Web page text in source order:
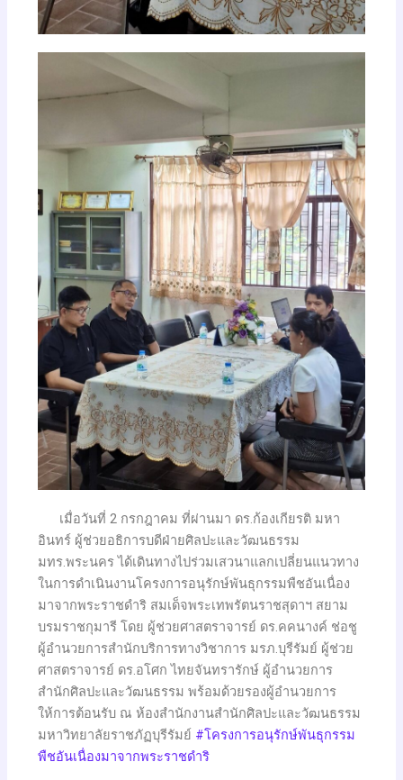
เมื่อวันที่ 2 กรกฎาคม ที่ผ่านมา ดร.ก้องเกียรติ มหา
อินทร์ ผู้ช่วยอธิการบดีฝ่ายศิลปะและวัฒนธรรม
มทร.พระนคร ได้เดินทางไปร่วมเสวนาแลกเปลี่ยนแนวทาง
ในการดำเนินงานโครงการอนุรักษ์พันธุกรรมพืชอันเนื่อง
มาจากพระราชดำริ สมเด็จพระเทพรัตนราชสุดาฯ สยาม
บรมราชกุมารี โดย ผู้ช่วยศาสตราจารย์ ดร.คคนางค์ ช่อชู
ผู้อำนวยการสำนักบริการทางวิชาการ มรภ.บุรีรัมย์ ผู้ช่วย
ศาสตราจารย์ ดร.อโศก ไทยจันทรารักษ์ ผู้อำนวยการ
สำนักศิลปะและวัฒนธรรม พร้อมด้วยรองผู้อำนวยการ
ให้การต้อนรับ ณ ห้องสำนักงานสำนักศิลปะและวัฒนธรรม
มหาวิทยาลัยราชภัฏบุรีรัมย์ #โครงการอนุรักษ์พันธุกรรม
พืชอันเนื่องมาจากพระราชดำริ